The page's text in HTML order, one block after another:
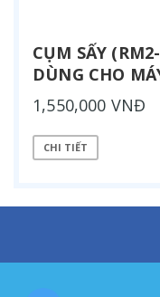
CỤM SẤY
DÙNG CHO
1,550,000 VNĐ
CHI TIẾT